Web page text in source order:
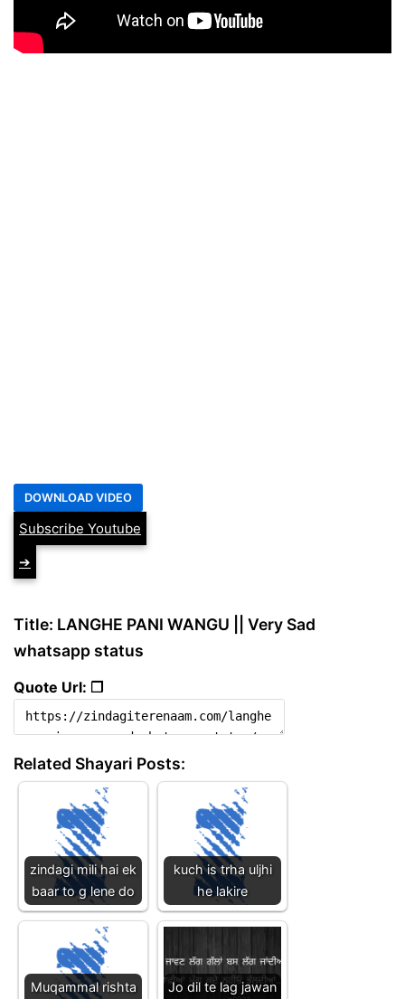
Subscribe Youtube
➔
Title: LANGHE PANI WANGU || Very Sad
whatsapp status
Quote Url: ❐
Related Shayari Posts:
zindagi mili hai ek
baar to g lene do
kuch is trha uljhi
he lakire
Muqammal rishta
Jo dil te lag jawan